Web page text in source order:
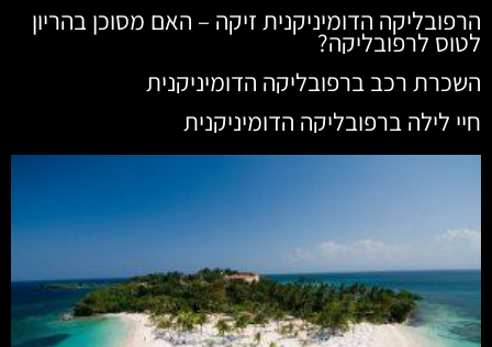
הרפובליקה הדומיניקנית זיקה – האם מסוכן בהריון
לטוס לרפובליקה?
השכרת רכב ברפובליקה הדומיניקנית
חיי לילה ברפובליקה הדומיניקנית